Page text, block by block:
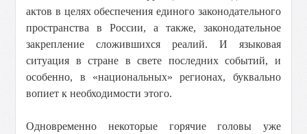
актов в целях обеспечения единого законодательного
пространства в России, а также, законодательное
закрепление сложившихся реалий. И языковая
ситуация в стране в свете последних событий, и
особенно, в «национальных» регионах, буквально
вопиет к необходимости этого.
Одновременно некоторые горячие головы уже